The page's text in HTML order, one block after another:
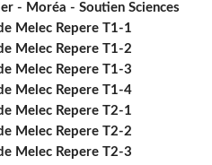
- Moréa - Soutien Sciences
Melec Repere T1-1
Melec Repere T1-2
Melec Repere T1-3
Melec Repere T1-4
Melec Repere T2-1
Melec Repere T2-2
Melec Repere T2-3